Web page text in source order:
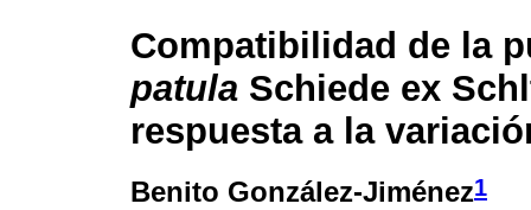
Compatibilidad de la
patula Schiede ex
respuesta a la
Benito González-Jiménez1